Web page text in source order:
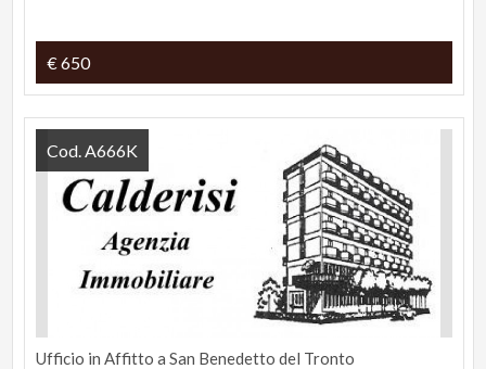
€ 650
Ufficio in Affitto a San Benedetto del Tronto
Cod. A666K